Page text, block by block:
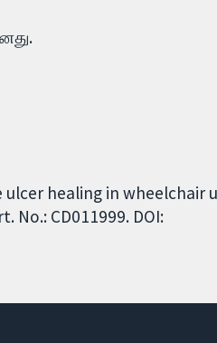
ulcer healing in wheelchair
No.: CD011999. DOI: